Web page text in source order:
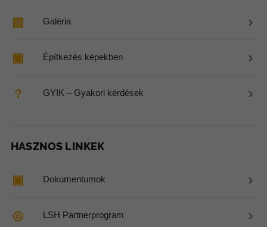
▧ Galéria ›
▣ Építkezés képekben ›
? GYIK – Gyakori kérdések ›
HASZNOS LINKEK
▣ Dokumentumok ›
◎ LSH Partnerprogram ›